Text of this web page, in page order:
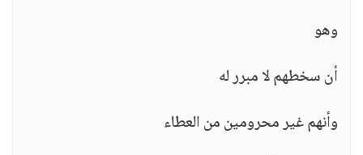
وهو
أن سخطهم لا مبرر له
وأنهم غير محرومين من العطاء